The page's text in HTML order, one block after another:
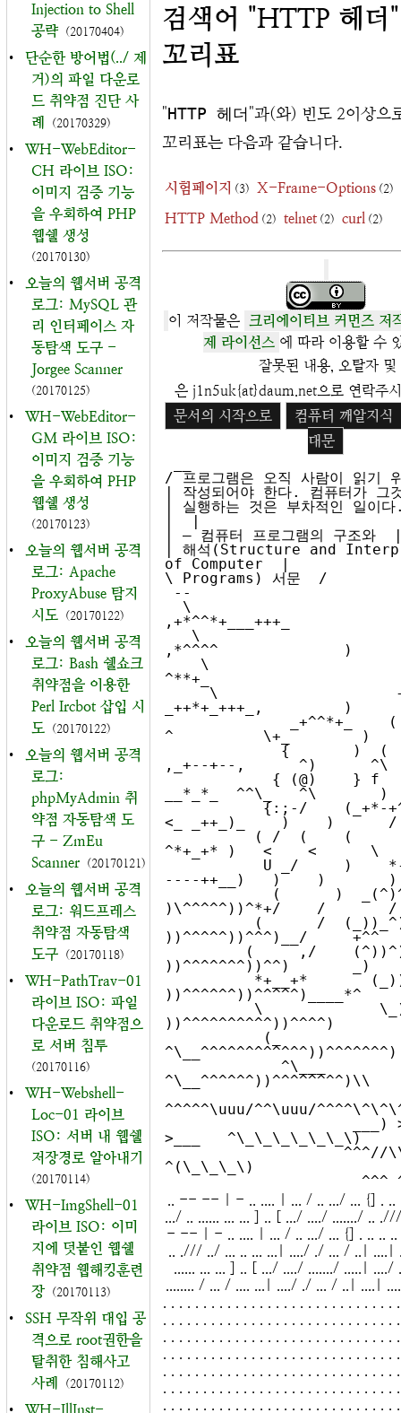
Injection to Shell
공략 (20170404)
•
단순한 방어법(../ 제
거)의 파일 다운로
드 취약점 진단 사
례
(20170329)
•
WH-WebEditor-
CH 라이브 ISO:
이미지 검증 기능
을 우회하여 PHP
웹쉘 생성
(20170130)
•
오늘의 웹서버 공격
로그: MySQL 관
리 인터페이스 자
동탐색 도구 -
Jorgee Scanner
(20170125)
•
WH-WebEditor-
GM 라이브 ISO:
이미지 검증 기능
을 우회하여 PHP
웹쉘 생성
(20170123)
•
오늘의 웹서버 공격
로그: Apache
ProxyAbuse 탐지
시도 (20170122)
•
오늘의 웹서버 공격
로그: Bash 쉘쇼크
취약점을 이용한
Perl Ircbot 삽입 시
도 (20170122)
•
오늘의 웹서버 공격
로그:
phpMyAdmin 취
약점 자동탐색 도
구 - ZmEu
Scanner (20170121)
•
오늘의 웹서버 공격
로그: 워드프레스
취약점 자동탐색
도구 (20170118)
•
WH-PathTrav-01
라이브 ISO: 파일
다운로드 취약점으
로 서버 침투
(20170116)
•
WH-Webshell-
Loc-01 라이브
ISO: 서버 내 웹쉘
저장경로 알아내기
(20170114)
•
WH-ImgShell-01
라이브 ISO: 이미
지에 덧붙인 웹쉘
취약점 웹해킹훈련
장 (20170113)
•
SSH 무작위 대입 공
격으로 root권한을
탈취한 침해사고
사례
(20170112)
검색어 "HTTP 헤더
꼬리표
"HTTP 헤더"과(와) 빈도 2이상으
꼬리표는 다음과 같습니다.
시험페이지 (3) X-Frame-Options (2)
HTTP Method (2) telnet (2) curl (2)
이 저작물은 크리에이티브 커먼즈 저
제 라이선스 에 따라 이용할 수
잘못된 내용, 오탈자
은 j1n5uk{at}daum.net으로 연락주
문서의 시작으로
컴퓨터 깨알지식
대문
/ 프로그램은 오직 사람이 읽기
| 작성되어야 한다. 컴퓨터가
| 실행하는 것은 부차적인 일이
|  |
| – 컴퓨터 프로그램의 구조와
| 해석(Structure and
of Computer  |
\ Programs) 서문  /
,+*^^*+___+++_
,*^^^^              )
^**+_
     \                    +^       _
_++*+_+++_,         )
              _+^^*+_    (     ,+*^
^          \+_        )
,_+--+--,      ^)      ^\
            { (@)    } f   ,(  ,+-^
__*_*_  ^^\_   ^\       )
           {:;-/    (_+*-+^^^^^+*+*
<_ _++_)_    )    )      /
          ( /  (    (        ,___
^*+_+* )   <    <      \
           U _/     )    *--<  ) ^\-
----++__)   )    )       )
            (      )  _(^)^^))  )
)\^^^^^))^*+/    /       /
))^^^^^))^^^)__/     +^^
))^^^^^^^))^^)       _)
))^^^^^^))^^^^^)____*^
))^^^^^^^^^^))^^^^)
^\__^^^^^^^^^^^^))^^^^^^^)
             ^\___
^\__^^^^^^))^^^^^^^^)\\
^^^^^\uuu/^^\uuu/
>___   ^\_\_\_\_\_\_\)
                    ^^^//\\_^^//\\_^
^(\_\_\_\)
.. -- -- | - .. .... | ... / .. .../ ... {] . ..
.../ .. ...... ... ... ] .. [ .../ ..../ ......./ ..
- -- | - .. .... | ... / .. .../ ... {] . .. .. ..
.. ./// ../ ... .. ... ...| ..../ ./ ... / ..| ....|
...... ... ... ] .. [ .../ ..../ ......./ .....|
........ / ... / .... ...| ..../ ./ ... / ..| ....|
. . . . . . . . . . . . . . . . . . . . . . . . . . . . .
. . . . . . . . . . . . . . . . . . . . . . . . . . . . .
. . . . . . . . . . . . . . . . . . . . . . . . . . . . .
. . . . . . . . . . . . . . . . . . . . . . . . . . . . .
. . . . . . . . . . . . . . . . . . . . . . . . . . . . .
. . . . . . . . . . . . . . . . . . . . . . . . . . . . .
. . . . . . . . . . . . . . . . . . . . . . . . . . . . .